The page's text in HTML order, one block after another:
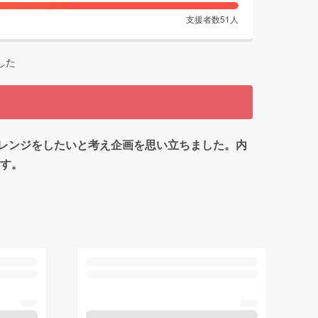
支援者数51 人
た
ジをしたいと考え企画を思い立ちました。内
。